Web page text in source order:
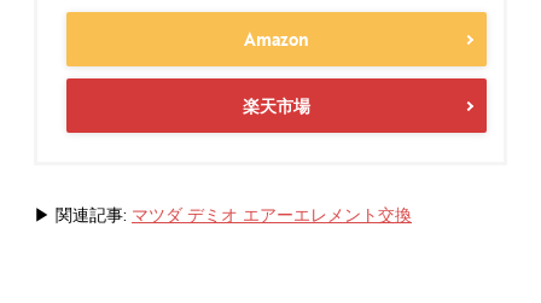
Amazon
楽天市場
▶ 関連記事: マツダ デミオ エアーエレメント交換